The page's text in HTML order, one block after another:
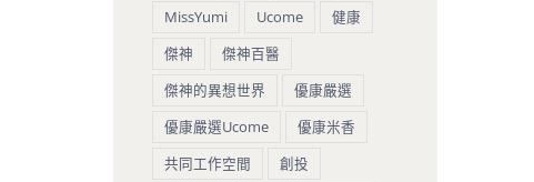
MissYumi
Ucome
健康
傑神
傑神百醫
傑神的異想世界
優康嚴選
優康嚴選Ucome
優康米香
共同工作空間
創投